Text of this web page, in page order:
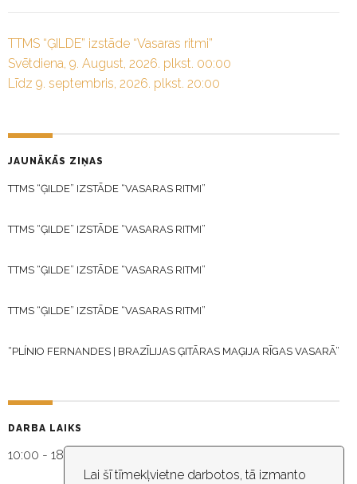
Lai šī tīmekļvietne darbotos, tā izmanto
TTMS “ĢILDE” izstāde “Vasaras ritmi”
Svētdiena, 9. August, 2026. plkst. 00:00
Līdz 9. septembris, 2026. plkst. 20:00
JAUNĀKĀS ZIŅAS
TTMS “ĢILDE” IZSTĀDE “VASARAS RITMI”
TTMS “ĢILDE” IZSTĀDE “VASARAS RITMI”
TTMS “ĢILDE” IZSTĀDE “VASARAS RITMI”
TTMS “ĢILDE” IZSTĀDE “VASARAS RITMI”
“PLÍNIO FERNANDES | BRAZĪLIJAS ĢITĀRAS MAĢIJA RĪGAS VASARĀ”
DARBA LAIKS
10:00 - 18:30